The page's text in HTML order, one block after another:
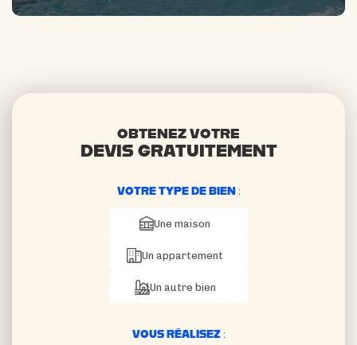
OBTENEZ VOTRE
DEVIS GRATUITEMENT
VOTRE TYPE DE BIEN :
Une maison
Un appartement
Un autre bien
VOUS RÉALISEZ :